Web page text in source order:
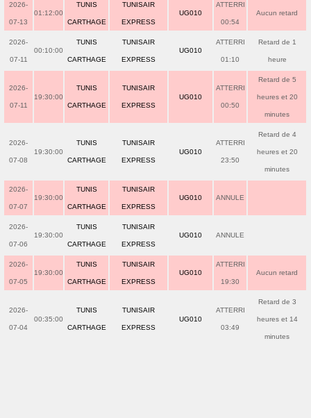
2026-
07-13
01:12:00
TUNIS
CARTHAGE
TUNISAIR
EXPRESS
UG010
ATTERRI
00:54
Aucun retard
2026-
07-11
00:10:00
TUNIS
CARTHAGE
TUNISAIR
EXPRESS
UG010
ATTERRI
01:10
Retard de 1
heure
2026-
07-11
19:30:00
TUNIS
CARTHAGE
TUNISAIR
EXPRESS
UG010
ATTERRI
00:50
Retard de 5
heures et 20
minutes
2026-
07-08
19:30:00
TUNIS
CARTHAGE
TUNISAIR
EXPRESS
UG010
ATTERRI
23:50
Retard de 4
heures et 20
minutes
2026-
07-07
19:30:00
TUNIS
CARTHAGE
TUNISAIR
EXPRESS
UG010 ANNULE
2026-
07-06
19:30:00
TUNIS
CARTHAGE
TUNISAIR
EXPRESS
UG010 ANNULE
2026-
07-05
19:30:00
TUNIS
CARTHAGE
TUNISAIR
EXPRESS
UG010
ATTERRI
19:30
Aucun retard
2026-
07-04
00:35:00
TUNIS
CARTHAGE
TUNISAIR
EXPRESS
UG010
ATTERRI
03:49
Retard de 3
heures et 14
minutes